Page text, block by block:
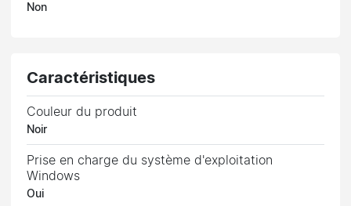
Non
Caractéristiques
Couleur du produit
Noir
Prise en charge du système d'exploitation
Windows
Oui